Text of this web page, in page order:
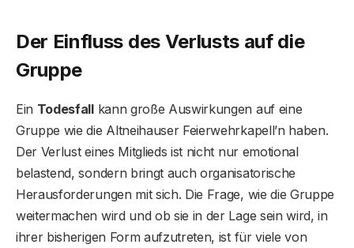
Der Einfluss des Verlusts auf die
Gruppe
Ein Todesfallkann große Auswirkungen auf eine
Gruppe wie die Altneihauser Feierwehrkapell’n haben.
Der Verlust eines Mitglieds ist nicht nur emotional
belastend, sondern bringt auch organisatorische
Herausforderungen mit sich. Die Frage, wie die Gruppe
weitermachen wird und ob sie in der Lage sein wird, in
ihrer bisherigen Form aufzutreten, ist für viele von